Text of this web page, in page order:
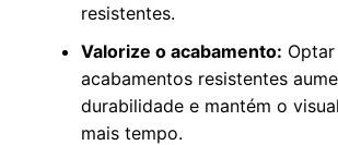
resistentes.
Valorize o acabamento:
acabamentos resistentes
durabilidade e mantém o
mais tempo.